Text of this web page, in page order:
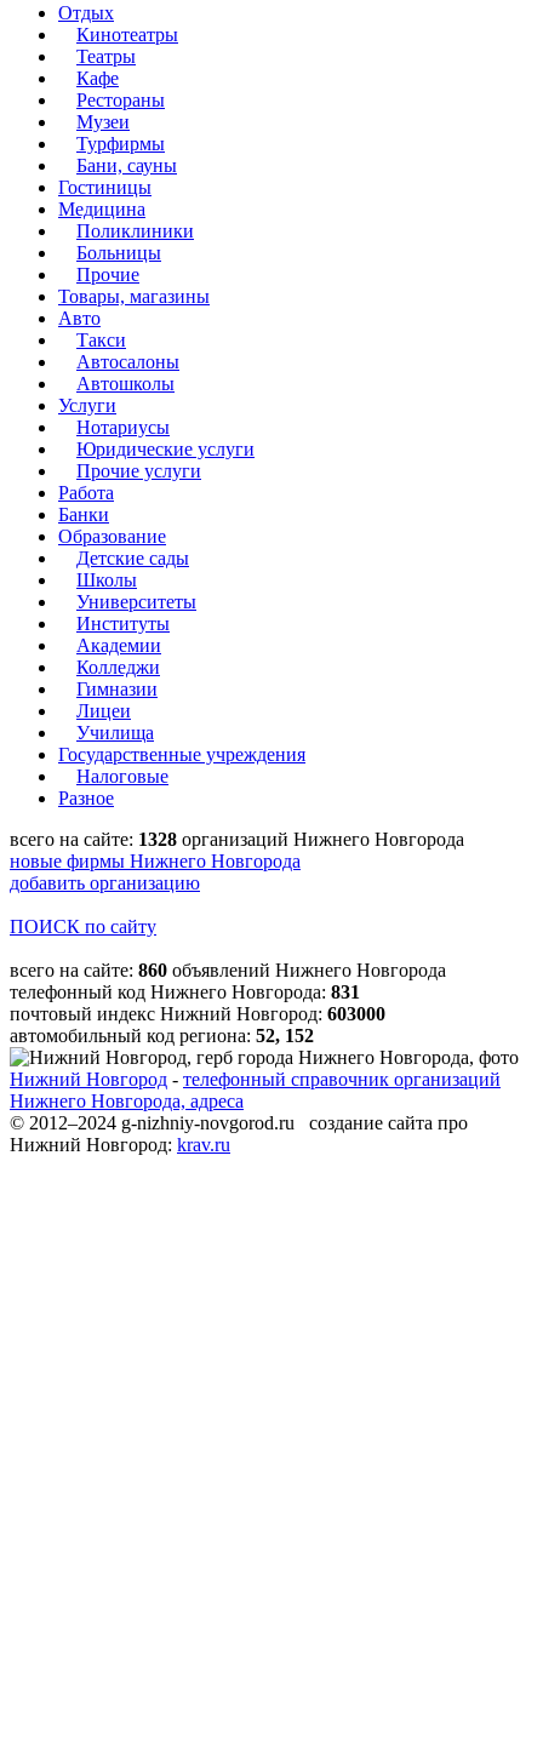
Отдых
Кинотеатры
Театры
Кафе
Рестораны
Музеи
Турфирмы
Бани, сауны
Гостиницы
Медицина
Поликлиники
Больницы
Прочие
Товары, магазины
Авто
Такси
Автосалоны
Автошколы
Услуги
Нотариусы
Юридические услуги
Прочие услуги
Работа
Банки
Образование
Детские сады
Школы
Университеты
Институты
Академии
Колледжи
Гимназии
Лицеи
Училища
Государственные учреждения
Налоговые
Разное
всего на сайте: 1328 организаций Нижнего Новгорода
новые фирмы Нижнего Новгорода
добавить организацию
ПОИСК по сайту
всего на сайте: 860 объявлений Нижнего Новгорода
телефонный код Нижнего Новгорода: 831
почтовый индекс Нижний Новгород: 603000
автомобильный код региона: 52, 152
Нижний Новгород - телефонный справочник организаций
Нижнего Новгорода, адреса
© 2012–2024 g-nizhniy-novgorod.ru создание сайта про
Нижний Новгород: krav.ru